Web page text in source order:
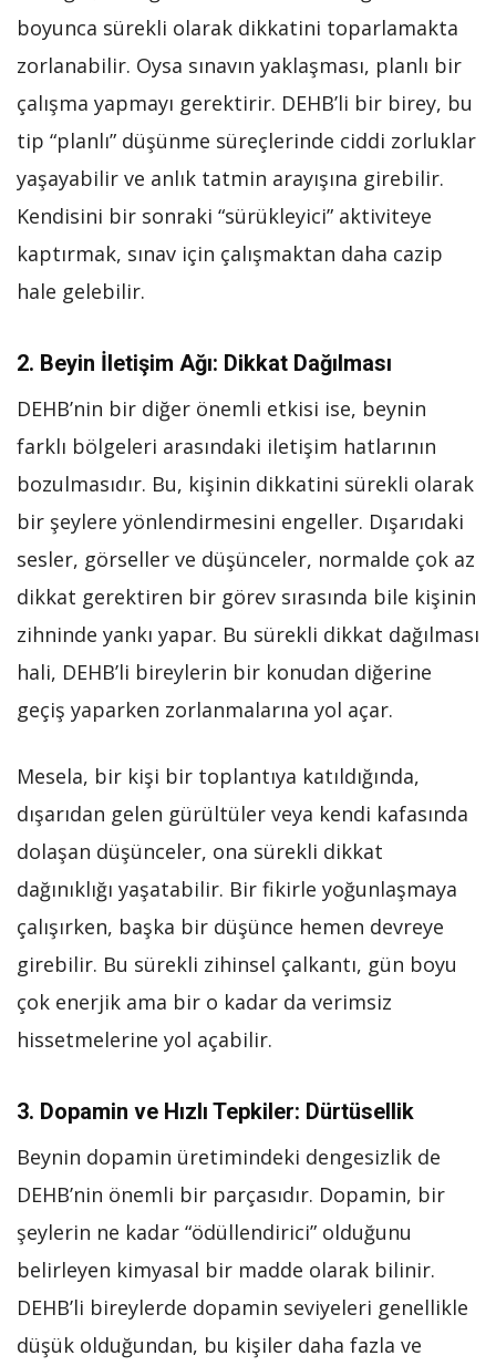
boyunca sürekli olarak dikkatini toparlamakta
zorlanabilir. Oysa sınavın yaklaşması, planlı bir
çalışma yapmayı gerektirir. DEHB’li bir birey, bu
tip “planlı” düşünme süreçlerinde ciddi zorluklar
yaşayabilir ve anlık tatmin arayışına girebilir.
Kendisini bir sonraki “sürükleyici” aktiviteye
kaptırmak, sınav için çalışmaktan daha cazip
hale gelebilir.
2. Beyin İletişim Ağı: Dikkat Dağılması
DEHB’nin bir diğer önemli etkisi ise, beynin
farklı bölgeleri arasındaki iletişim hatlarının
bozulmasıdır. Bu, kişinin dikkatini sürekli olarak
bir şeylere yönlendirmesini engeller. Dışarıdaki
sesler, görseller ve düşünceler, normalde çok az
dikkat gerektiren bir görev sırasında bile kişinin
zihninde yankı yapar. Bu sürekli dikkat dağılması
hali, DEHB’li bireylerin bir konudan diğerine
geçiş yaparken zorlanmalarına yol açar.
Mesela, bir kişi bir toplantıya katıldığında,
dışarıdan gelen gürültüler veya kendi kafasında
dolaşan düşünceler, ona sürekli dikkat
dağınıklığı yaşatabilir. Bir fikirle yoğunlaşmaya
çalışırken, başka bir düşünce hemen devreye
girebilir. Bu sürekli zihinsel çalkantı, gün boyu
çok enerjik ama bir o kadar da verimsiz
hissetmelerine yol açabilir.
3. Dopamin ve Hızlı Tepkiler: Dürtüsellik
Beynin dopamin üretimindeki dengesizlik de
DEHB’nin önemli bir parçasıdır. Dopamin, bir
şeylerin ne kadar “ödüllendirici” olduğunu
belirleyen kimyasal bir madde olarak bilinir.
DEHB’li bireylerde dopamin seviyeleri genellikle
düşük olduğundan, bu kişiler daha fazla ve